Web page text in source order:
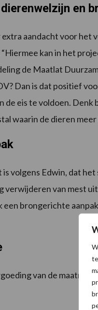
en
aandacht voor het
kan in het
de Maatlat
Dan is dat positief
de eis te voldoen.
waarin de dieren
is volgens Edwin, dat
verwijderen van mest
een brongerichte
van de